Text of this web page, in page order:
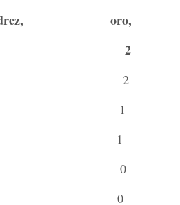
en ajedrez,
2